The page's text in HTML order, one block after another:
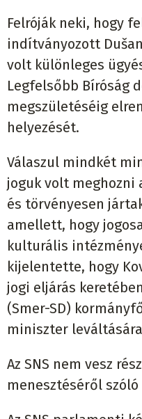
Felróják neki, hogy
indítványozott
volt különleges
Legfelsőbb Bíróság
megszületéséig
helyezését.
Válaszul mindkét
joguk volt
és törvényesen
amellett, hogy
kulturális
kijelentette, hogy
jogi eljárás
(Smer-SD)
miniszter
Az SNS nem vesz
menesztéséről szóló